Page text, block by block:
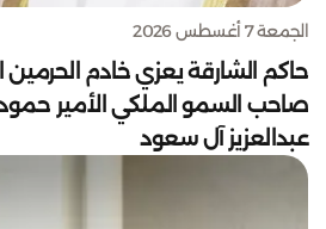
الجمعة 7 أغسطس 2026
حاكم الشارقة يعزي خادم الحرمين
صاحب السمو الملكي الأمير
عبدالعزيز آل سعود